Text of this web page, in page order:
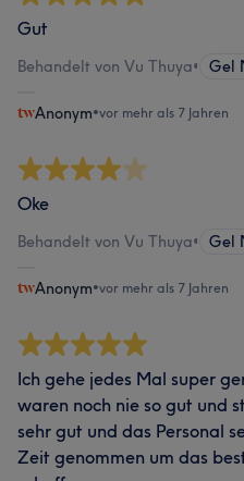
Gut
Behandelt von Vu Thuya• Gel
Anonym•vor mehr als 7 Jahren
Oke
Behandelt von Vu Thuya• Gel
Anonym•vor mehr als 7 Jahren
Ich gehe jedes Mal super
waren noch nie so gut und
sehr gut und das Personal
Zeit genommen um das